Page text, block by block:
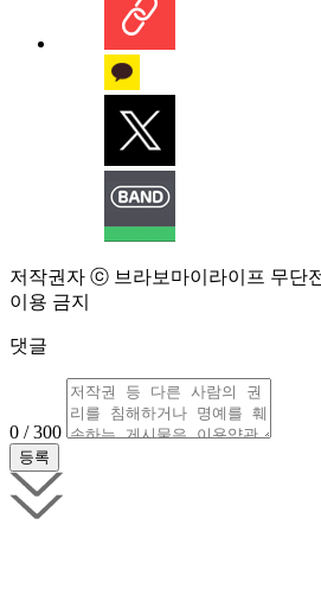
저작권자 ⓒ 브라보마이라이프 무단
이용 금지
댓글
0 / 300